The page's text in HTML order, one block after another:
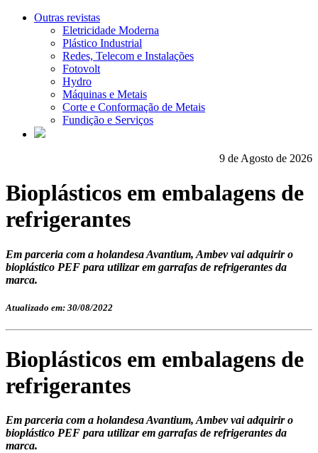
Outras revistas
Eletricidade Moderna
Plástico Industrial
Redes, Telecom e Instalações
Fotovolt
Hydro
Máquinas e Metais
Corte e Conformação de Metais
Fundição e Serviços
9 de Agosto de 2026
Bioplásticos em embalagens de
refrigerantes
Em parceria com a holandesa Avantium, Ambev vai adquirir o
bioplástico PEF para utilizar em garrafas de refrigerantes da
marca.
Atualizado em: 30/08/2022
Bioplásticos em embalagens de
refrigerantes
Em parceria com a holandesa Avantium, Ambev vai adquirir o
bioplástico PEF para utilizar em garrafas de refrigerantes da
marca.